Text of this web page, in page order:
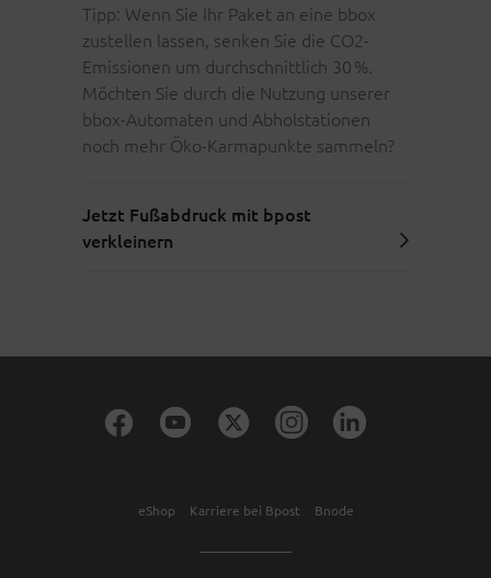
Tipp: Wenn Sie Ihr Paket an eine bbox
zustellen lassen, senken Sie die CO2-
Emissionen um durchschnittlich 30 %.
Möchten Sie durch die Nutzung unserer
bbox-Automaten und Abholstationen
noch mehr Öko-Karmapunkte sammeln?
Jetzt Fußabdruck mit bpost
verkleinern
eShop Karriere bei Bpost Bnode